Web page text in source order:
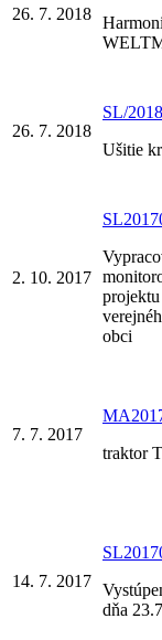
26. 7. 2018
26. 7. 2018
SL/
Ušitie
2. 10. 2017
obci
7. 7. 2017
traktor
14. 7. 2017
dňa